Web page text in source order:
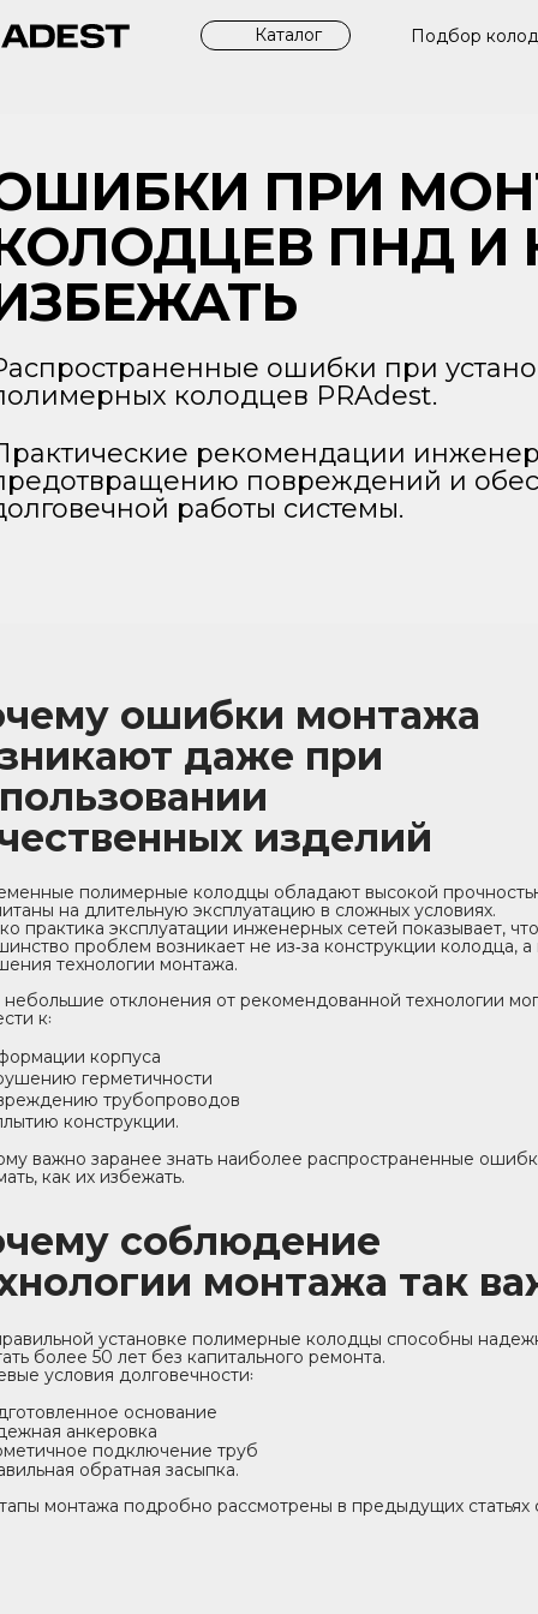
Подбор
Каталог
ПРИ
ПНД И
ошибки при
колодцев PRAdest.
рекомендации
повреждений и
работы системы.
ошибки монтажа
даже при
изделий
полимерные колодцы обладают высокой
на длительную эксплуатацию в сложных условиях.
практика эксплуатации инженерных сетей показывает, что
проблем возникает не из‑за конструкции колодца, а
технологии монтажа.
соблюдение
монтажа так
установке полимерные колодцы способны
более 50 лет без капитального ремонта.
условия долговечности꞉
монтажа подробно рассмотрены в предыдущих статьях
основание
анкеровка
подключение труб
обратная засыпка.
отклонения от рекомендованной технологии
к꞉
важно заранее знать наиболее распространенные
как их избежать.
корпуса
герметичности
трубопроводов
конструкции.